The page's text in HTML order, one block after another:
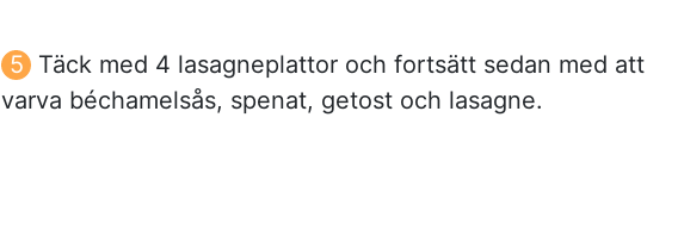
Täck med 4 lasagneplattor och fortsätt sedan med att
varva béchamelsås, spenat, getost och lasagne.